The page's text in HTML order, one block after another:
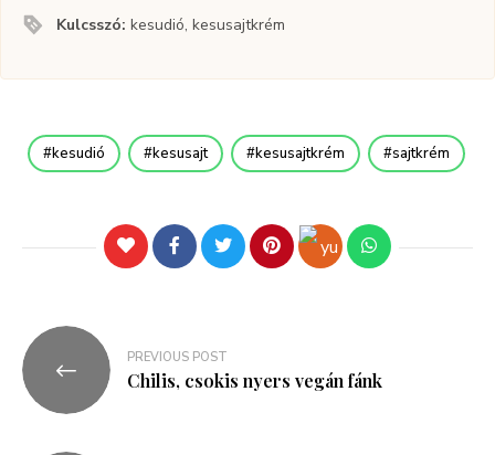
Kulcsszó:kesudió, kesusajtkrém
kesudió kesusajt kesusajtkrém sajtkrém
PREVIOUS POST
Chilis, csokis nyers vegán fánk